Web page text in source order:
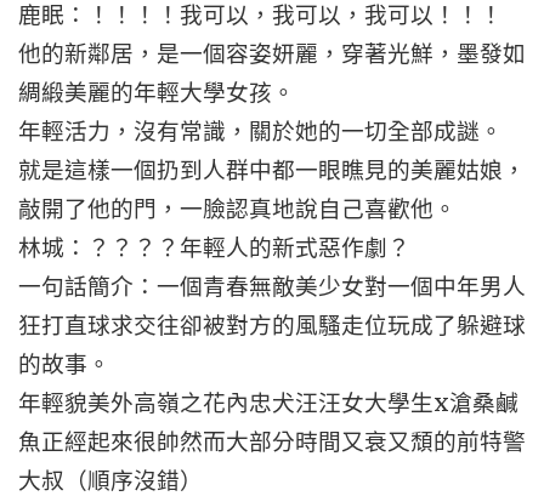
鹿眠：！！！！我可以，我可以，我可以！！！
他的新鄰居，是一個容姿妍麗，穿著光鮮，墨發如
綢緞美麗的年輕大學女孩。
年輕活力，沒有常識，關於她的一切全部成謎。
就是這樣一個扔到人群中都一眼瞧見的美麗姑娘，
敲開了他的門，一臉認真地說自己喜歡他。
林城：？？？？年輕人的新式惡作劇？
一句話簡介：一個青春無敵美少女對一個中年男人
狂打直球求交往卻被對方的風騷走位玩成了躲避球
的故事。
年輕貌美外高嶺之花內忠犬汪汪女大學生x滄桑鹹
魚正經起來很帥然而大部分時間又衰又頹的前特警
大叔（順序沒錯）